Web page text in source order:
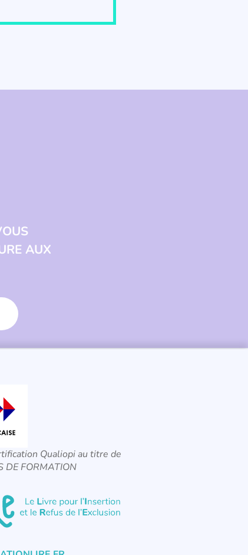
AUX
Qualiopi au titre de
DE FORMATION